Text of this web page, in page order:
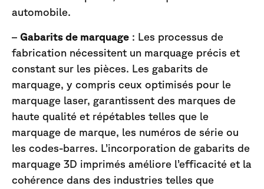
automobile.
– Gabarits de marquage : Les processus de
fabrication nécessitent un marquage précis et
constant sur les pièces. Les gabarits de
marquage, y compris ceux optimisés pour le
marquage laser, garantissent des marques de
haute qualité et répétables telles que le
marquage de marque, les numéros de série ou
les codes-barres. L’incorporation de gabarits de
marquage 3D imprimés améliore l’efficacité et la
cohérence dans des industries telles que